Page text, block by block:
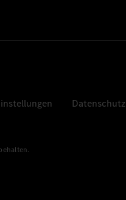
Datenschutz